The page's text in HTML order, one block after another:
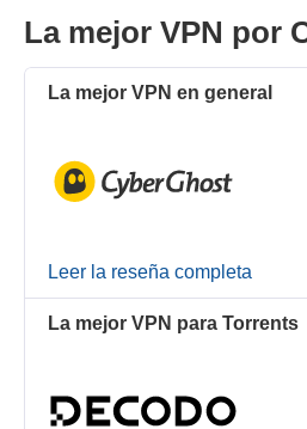
La mejor VPN por
La mejor VPN en general
Leer la reseña completa
La mejor VPN para Torrents